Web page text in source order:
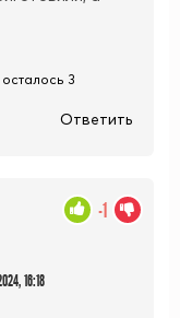
3
Ответить
16:18
-1